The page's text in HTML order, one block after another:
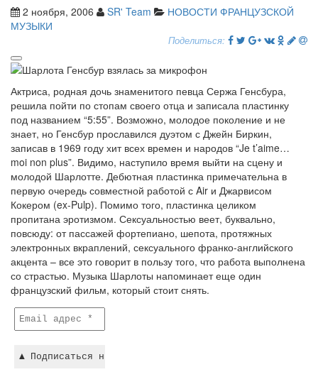
2 ноября, 2006 SR' Team
НОВОСТИ ФРАНЦУЗСКОЙ
МУЗЫКИ
Поделиться:
Актриса, родная дочь знаменитого певца Сержа Генсбура,
решила пойти по стопам своего отца и записала пластинку
под названием “5:55”. Возможно, молодое поколение и не
знает, но Генсбур прославился дуэтом с Джейн Биркин,
записав в 1969 году хит всех времен и народов “Je t’aime…
moi non plus”. Видимо, наступило время выйти на сцену и
молодой Шарлотте. Дебютная пластинка примечательна в
первую очередь совместной работой с Air и Джарвисом
Кокером (ex-Pulp). Помимо того, пластинка целиком
пропитана эротизмом. Сексуальностью веет, буквально,
повсюду: от пассажей фортепиано, шепота, протяжных
электронных вкраплений, сексуального франко-английского
акцента – все это говорит в пользу того, что работа выполнена
со страстью. Музыка Шарлоты напоминает еще один
французский фильм, который стоит снять.